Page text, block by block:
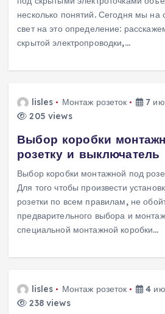
несколько понятий. Сегодня мы на
свет на это определение:
скрытой электропроводки,…
lisles Монтаж розеток
7
205 views
Выбор коробки
розетку и выключатель
Выбор коробки монтажной под
Для того чтобы произвести
розетки по всем правилам, не
предварительного выбора и
специальной монтажной коробки…
lisles Монтаж розеток
4
238 views